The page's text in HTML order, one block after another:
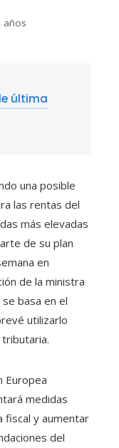
años
última
una posible
las rentas del
más elevadas
de su plan
en
de la ministra
basa en el
utilizarlo
Europea
medidas
fiscal y aumentar
del